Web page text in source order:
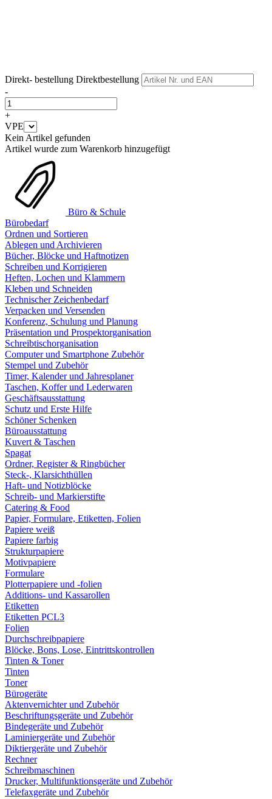
Direkt- bestellung Direktbestellung
-
+
VPE
Kein Artikel gefunden
Artikel wurde zum Warenkorb hinzugefügt
Büro & Schule
Bürobedarf
Ordnen und Sortieren
Ablegen und Archivieren
Bücher, Blöcke und Haftnotizen
Schreiben und Korrigieren
Heften, Lochen und Klammern
Kleben und Schneiden
Technischer Zeichenbedarf
Verpacken und Versenden
Konferenz, Schulung und Planung
Präsentation und Prospektorganisation
Schreibtischorganisation
Computer und Smartphone Zubehör
Stempel und Zubehör
Timer, Kalender und Jahresplaner
Taschen, Koffer und Lederwaren
Geschäftsausstattung
Schutz und Erste Hilfe
Schöner Schenken
Büroausstattung
Kuvert & Taschen
Spagat
Ordner, Register & Ringbücher
Steck-, Klarsichthüllen
Haft- und Notizblöcke
Schreib- und Markierstifte
Catering & Food
Papier, Formulare, Etiketten, Folien
Papiere weiß
Papiere farbig
Strukturpapiere
Motivpapiere
Formulare
Plotterpapiere und -folien
Additions- und Kassarollen
Etiketten
Etiketten PCL3
Folien
Durchschreibpapiere
Blöcke, Bons, Lose, Eintrittskontrollen
Tinten & Toner
Tinten
Toner
Bürogeräte
Aktenvernichter und Zubehör
Beschriftungsgeräte und Zubehör
Bindegeräte und Zubehör
Laminiergeräte und Zubehör
Diktiergeräte und Zubehör
Rechner
Schreibmaschinen
Drucker, Multifunktionsgeräte und Zubehör
Telefaxgeräte und Zubehör